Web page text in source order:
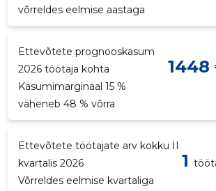
võrreldes eelmise aastaga
Ettevõtete prognooskasum
2026 töötaja kohta
1448
Kasumimarginaal 15 %
väheneb 48 % võrra
Ettevõtete töötajate arv kokku II
kvartalis 2026
1
Võrreldes eelmise kvartaliga